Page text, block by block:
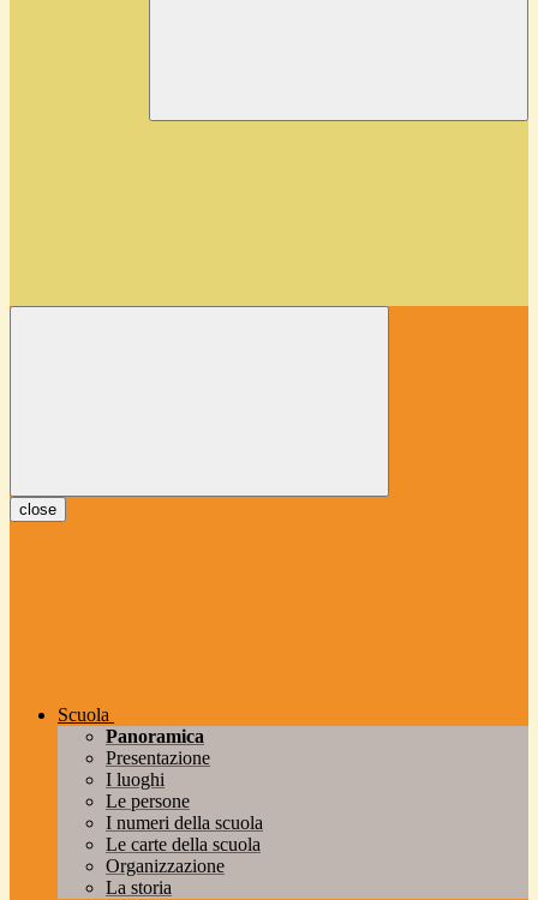
close
Scuola
Panoramica
Presentazione
I luoghi
Le persone
I numeri della scuola
Le carte della scuola
Organizzazione
La storia